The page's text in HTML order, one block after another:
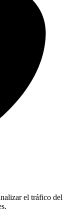
el tráfico del